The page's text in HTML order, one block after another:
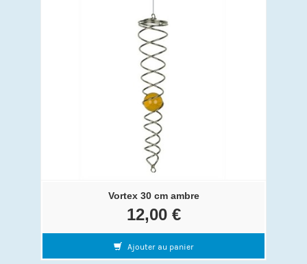
Vortex 30 cm ambre
12,00 €
Ajouter au panier